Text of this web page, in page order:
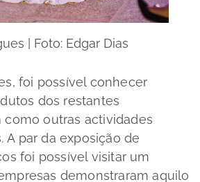
| Foto: Edgar Dias
foi possível conhecer
dos restantes
como outras actividades
A par da exposição de
foi possível visitar um
demonstraram aquilo